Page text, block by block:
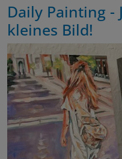
Daily Painting -
kleines Bild!